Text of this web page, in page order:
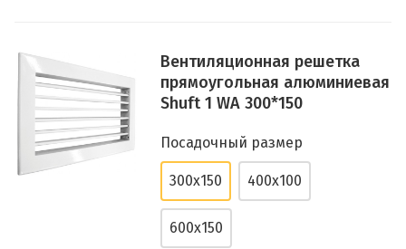
Вентиляционная решетка
прямоугольная алюминиевая
Shuft 1 WA 300*150
Посадочный размер
300x150 400x100
600x150